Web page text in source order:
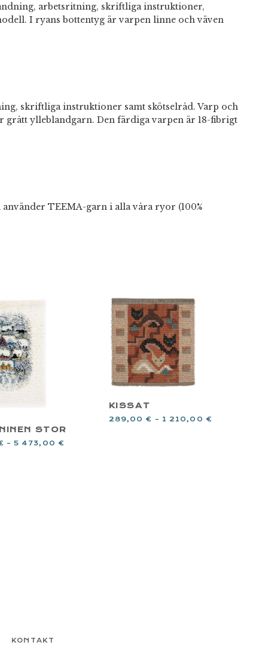
arbetsritning, skriftliga instruktioner,
I ryans bottentyg är varpen linne och väven
skriftliga instruktioner samt skötselråd. Varp och
grått ylleblandgarn. Den färdiga varpen är 18-fibrigt
TEEMA-garn i alla våra ryor (100%
STOR
– 5 473,00 €
KISSAT
289,00 € – 1 210,00 €
KONTAKT